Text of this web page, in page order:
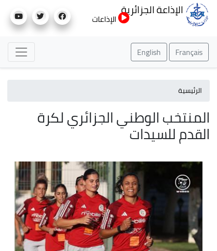
إلى
الإذاعة الجزائرية
الإذاعات
Français
English
الرئيسية
المنتخب الوطني الجزائري لكرة
القدم للسيدات